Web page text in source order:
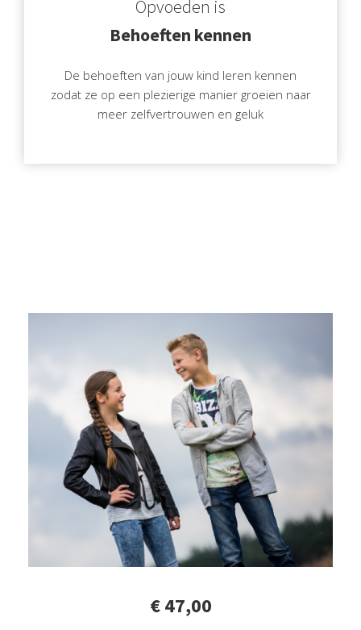
Opvoeden is
Behoeften kennen
De behoeften van jouw kind leren kennen
zodat ze op een plezierige manier groeien naar
meer zelfvertrouwen en geluk
€ 47,00